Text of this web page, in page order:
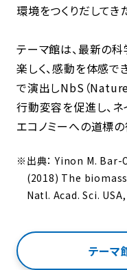
環境をつくりだしてき
テーマ館は、最新の科
楽しく、感動を体感で
で演出しNbS（
行動変容を促進し、ネ
エコノミーへの道標の
※ 出典： Yinon M.
(2018) The
Natl. Acad. Sci.
テーマ